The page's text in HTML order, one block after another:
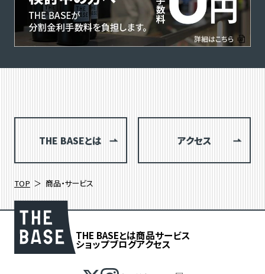
THE BASEとは アクセス
TOP 商品・サービス
THE BASEとは商品サービス
ショップブログアクセス